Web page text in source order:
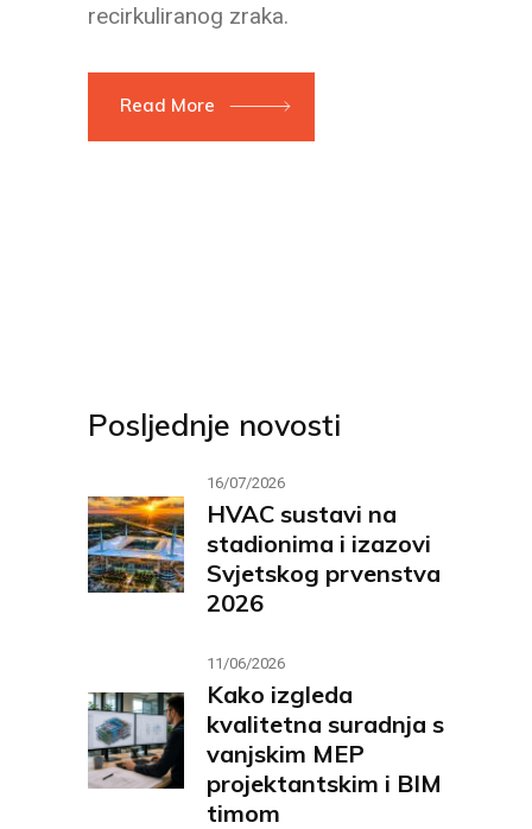
recirkuliranog zraka.
Read More
Posljednje novosti
16/07/2026
HVAC sustavi na
stadionima i izazovi
Svjetskog prvenstva
2026
11/06/2026
Kako izgleda
kvalitetna suradnja s
vanjskim MEP
projektantskim i BIM
timom